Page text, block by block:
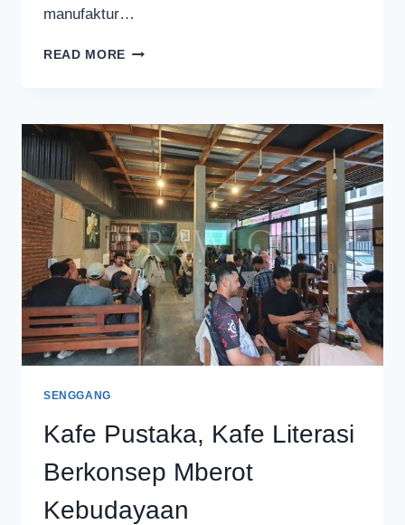
manufaktur…
READ MORE TUJUH
CIPTAKAN
APLIKASI
PENOLONG
KONSUMEN
DAN
PENGUSAHA
BENGKEL
KECIL
SENGGANG
Kafe Pustaka, Kafe Literasi
Berkonsep Mberot
Kebudayaan